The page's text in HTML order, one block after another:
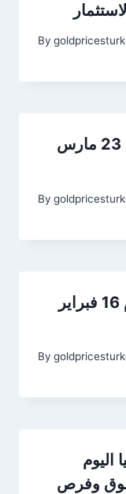
By
سعر الذهب في تركيا اليوم 23 مارس
By
سعر الذهب في تركيا اليوم 16 فبراير
By
اليوم
السوق وفرص